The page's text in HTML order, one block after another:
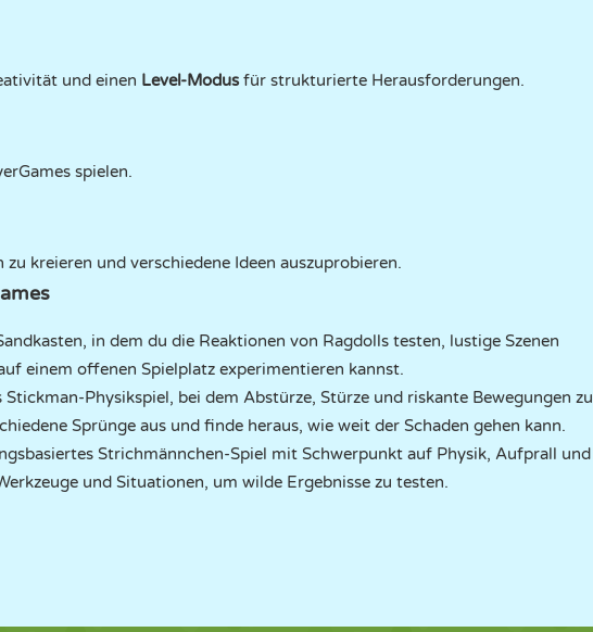
und einen Level-Modusfür strukturierte Herausforderungen.
spielen.
kreieren und verschiedene Ideen auszuprobieren.
in dem du die Reaktionen von Ragdolls testen, lustige Szenen
einem offenen Spielplatz experimentieren kannst.
Stickman-Physikspiel, bei dem Abstürze, Stürze und riskante Bewegungen zu
Sprünge aus und finde heraus, wie weit der Schaden gehen kann.
Strichmännchen-Spiel mit Schwerpunkt auf Physik, Aufprall und
und Situationen, um wilde Ergebnisse zu testen.